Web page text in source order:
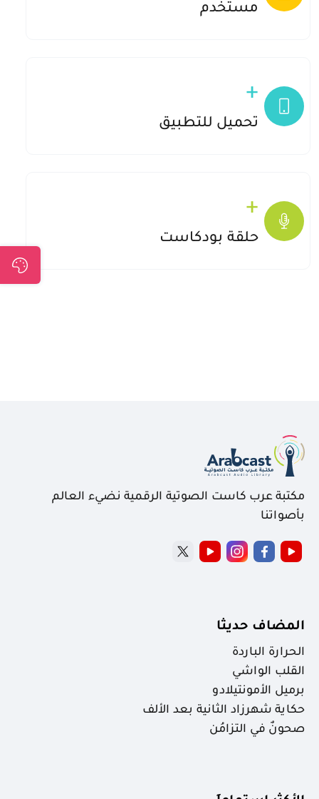
+1000000
مستخدم
+
10000
تحميل للتطبيق
+
+300
حلقة بودكاست
مكتبة عرب كاست الصوتية الرقمية نضيء العالم
بأصواتنا
المضاف حديثا
الحرارة الباردة
القلب الواشي
برميل الأمونتيلادو
حكاية شهرزاد الثانية بعد الألف
صحونٌ في التزامُن